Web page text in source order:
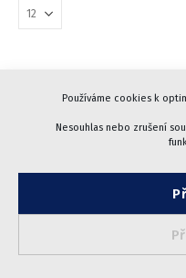
Používáme cookies k
Nesouhlas nebo zrušení
© 2005-2024 CHARVÁT